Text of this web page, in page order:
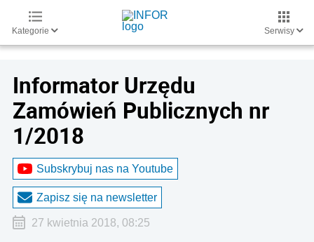
Kategorie Serwisy
Informator Urzędu
Zamówień Publicznych nr
1/2018
Subskrybuj nas na Youtube
Zapisz się na newsletter
27 kwietnia 2018, 08:25